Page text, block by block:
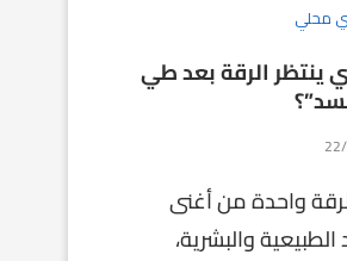
محلي
ينتظر الرقة بعد طي
واحدة من أغنى
والبشرية،